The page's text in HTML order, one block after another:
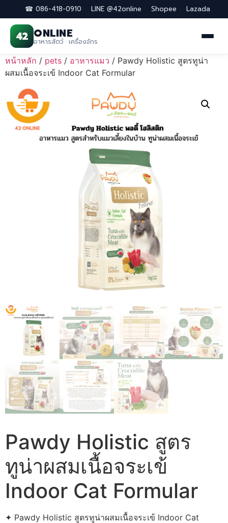
☎ 086-418-0910 LINE @42online Shopee Lazada
42 ONLINE
อาหารสัตว์ · เครื่องจักร
Skip
to
หน้าหลัก / pets / อาหารแมว / Pawdy Holistic สูตรทูน่า
ผสมเนื้อจระเข้ Indoor Cat Formular
Pawdy Holistic สูตร
ทูน่าผสมเนื้อจระเข้
Indoor Cat Formular
✦ Pawdy Holistic สูตรทูน่าผสมเนื้อจระเข้ Indoor Cat